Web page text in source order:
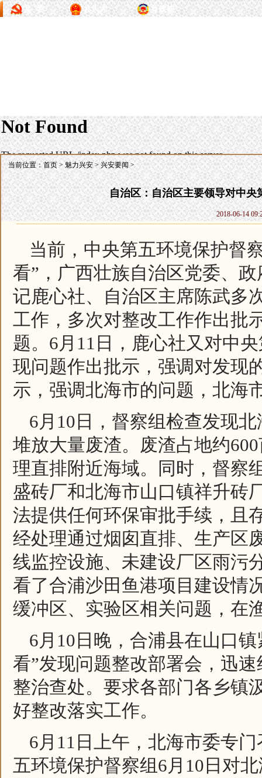
县 委 县人大 县政协
当前位置： 首页 > 魅力兴安 > 兴安要闻 >
自治区：自治区主要领导对中
2018-06-14
当前，中央第五环境保护督
看”，广西壮族自治区党委、
记鹿心社、自治区主席陈武多
工作，多次对整改工作作出批
题。6月11日，鹿心社又对中
现问题作出批示，强调对发现
示，强调北海市的问题，北海
6月10日，督察组检查发现
堆放大量废渣。废渣占地约
理直排附近海域。同时，督察
盛砖厂和北海市山口镇祥升砖
法提供任何环保审批手续，且
经处理通过烟囱直排、生产区
线监控设施、未建设厂区雨污
看了合浦沙田鱼港项目建设情
缓冲区、实验区相关问题，在
6月10日晚，合浦县在山口
看”发现问题整改部署会，迅
整治查处。要求各部门各乡镇
好整改落实工作。
6月11日上午，北海市委专
五环境保护督察组6月10日对